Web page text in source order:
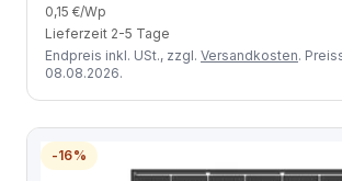
0,15 €/Wp
Lieferzeit 2-5 Tage
Endpreis inkl. USt., zzgl. Versandkosten.
08.08.2026.
-16%